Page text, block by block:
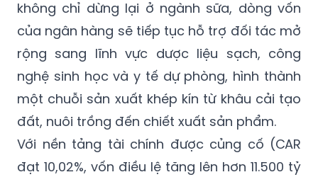
không chỉ dừng lại ở ngành sữa, dòng vốn
của ngân hàng sẽ tiếp tục hỗ trợ đối tác mở
rộng sang lĩnh vực dược liệu sạch, công
nghệ sinh học và y tế dự phòng, hình thành
một chuỗi sản xuất khép kín từ khâu cải tạo
đất, nuôi trồng đến chiết xuất sản phẩm.
Với nền tảng tài chính được củng cố (CAR
đạt 10,02%, vốn điều lệ tăng lên hơn 11.500 tỷ